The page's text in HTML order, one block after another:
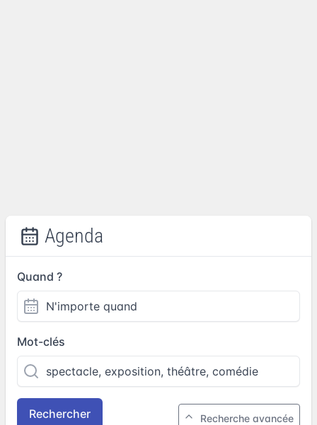
Agenda
Quand ?
Mot-clés
Rechercher Recherche avancée